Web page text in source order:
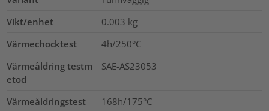
Vikt/enhet
0.003 kg
Värmechocktest
4h/250°C
Värmeåldring testm
etod
SAE-AS23053
Värmeåldringstest 168h/175°C